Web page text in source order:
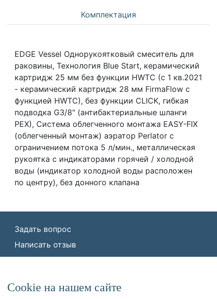
Комплектация
EDGE Vessel Однорукоятковый смеситель для
раковины, Технология Blue Start, керамический
картридж 25 мм без функции HWTC (с 1 кв.2021
- керамический картридж 28 мм FirmaFlow с
функцией HWTC), без функции CLICK, гибкая
подводка G3/8" (антибактериальные шланги
PEX), Система облегченного монтажа EASY-FIX
(облегченный монтаж) аэратор Perlator с
ограничением потока 5 л/мин., металлическая
рукоятка с индикаторами горячей / холодной
воды (индикатор холодной воды расположен
по центру), без донного клапана
Задать вопрос
Написать отзыв
7736342535, КПП: 772501001, ОГРН:
Сookie на нашем сайте